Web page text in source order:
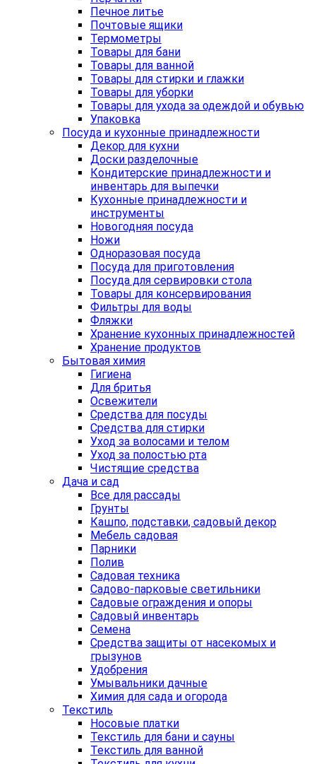
Печное литье
Почтовые ящики
Термометры
Товары для бани
Товары для ванной
Товары для стирки и глажки
Товары для уборки
Товары для ухода за одеждой и обувью
Упаковка
Посуда и кухонные принадлежности
Декор для кухни
Доски разделочные
Кондитерские принадлежности и
инвентарь для выпечки
Кухонные принадлежности и
инструменты
Новогодняя посуда
Ножи
Одноразовая посуда
Посуда для приготовления
Посуда для сервировки стола
Товары для консервирования
Фильтры для воды
Фляжки
Хранение кухонных принадлежностей
Хранение продуктов
Бытовая химия
Гигиена
Для бритья
Освежители
Средства для посуды
Средства для стирки
Уход за волосами и телом
Уход за полостью рта
Чистящие средства
Дача и сад
Все для рассады
Грунты
Кашпо, подставки, садовый декор
Мебель садовая
Парники
Полив
Садовая техника
Садово-парковые светильники
Садовые ограждения и опоры
Садовый инвентарь
Семена
Средства защиты от насекомых и
грызунов
Удобрения
Умывальники дачные
Химия для сада и огорода
Текстиль
Носовые платки
Текстиль для бани и сауны
Текстиль для ванной